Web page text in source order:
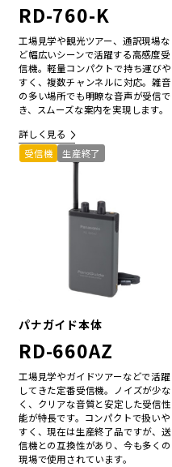
RD-760-K
工場見学や観光ツアー、通訳現場な
ど幅広いシーンで活躍する高感度受
信機。軽量コンパクトで持ち運びや
すく、複数チャンネルに対応。雑音
の多い場所でも明瞭な音声が受信で
き、スムーズな案内を実現します。
詳しく見る
受信機
生産終了
パナガイド本体
RD-660AZ
工場見学やガイドツアーなどで活躍
してきた定番受信機。ノイズが少な
く、クリアな音質と安定した受信性
能が特長です。コンパクトで扱いや
すく、現在は生産終了品ですが、送
信機との互換性があり、今も多くの
現場で使用されています。